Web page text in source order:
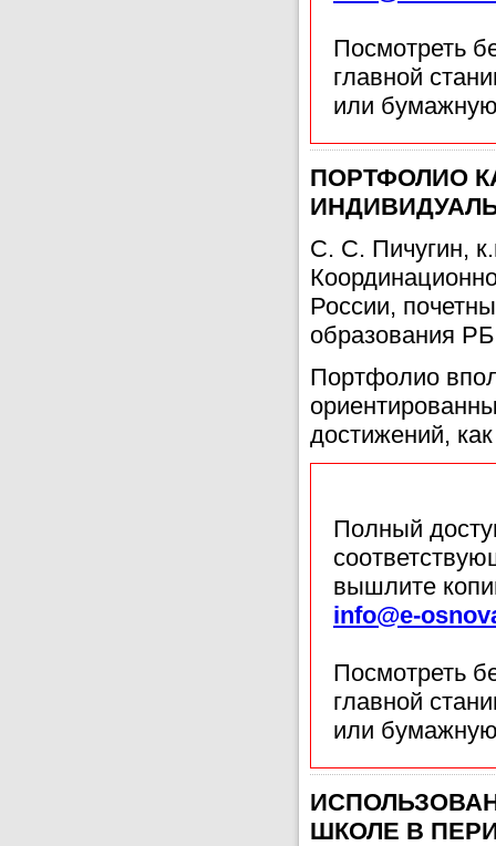
Посмотреть
главной
или
ПОРТФОЛИО
С. С. Пичугин,
России,
образования
Портфолио
достижений,
Полный
вышлите
info@e-
Посмотреть
главной
или
ШКОЛЕ В